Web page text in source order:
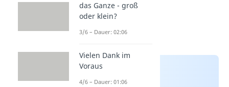
das Ganze - groß
oder klein?
3/6 – Dauer: 02:06
Vielen Dank im
Voraus
4/6 – Dauer: 01:06